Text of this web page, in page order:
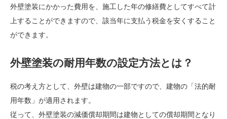
外壁塗装にかかった費用を、施工した年の修繕費としてすべて計
上することができますので、該当年に支払う税金を安くすること
ができます。
外壁塗装の耐用年数の設定方法とは？
税の考え方として、外壁は建物の一部ですので、建物の「法的耐
用年数」が適用されます。
従って、外壁塗装の減価償却期間は建物としての償却期間となり